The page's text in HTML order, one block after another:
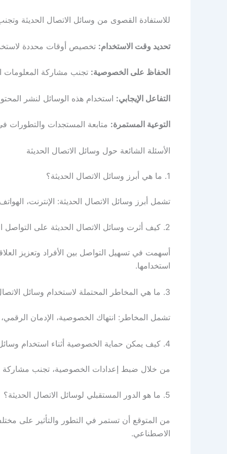
للاستفادة القصوى من وسائل الاتصال الحديثة وتجنب
تحديد وقت الاستخدام: تخصيص أوقات محددة
الحفاظ على الخصوصية: تجنب مشاركة المعلومات
التفاعل الإيجابي: استخدام هذه الوسائل لنشر
التوعية المستمرة: متابعة المستجدات والتطورات
الأسئلة الشائعة حول وسائل الاتصال الحديثة
1. ما هي أبرز وسائل الاتصال الحديثة؟
تشمل أبرز وسائل الاتصال الحديثة: الإنترنت،
2. كيف أثرت وسائل الاتصال الحديثة على التواصل الاجتماعي؟
أسهمت في تسهيل التواصل بين الأفراد وتعزيز
استخدامها.
3. ما هي المخاطر المحتملة لاستخدام وسائل الاتصال الحديثة؟
تشمل المخاطر: انتهاك الخصوصية، الإدمان
4. كيف يمكن حماية الخصوصية أثناء استخدام وسائل الاتصال الحديثة؟
من خلال ضبط إعدادات الخصوصية، تجنب مشاركة
5. ما هو الدور المستقبلي لوسائل الاتصال الحديثة؟
من المتوقع أن تستمر في التطور والتأثير على
الاصطناعي.